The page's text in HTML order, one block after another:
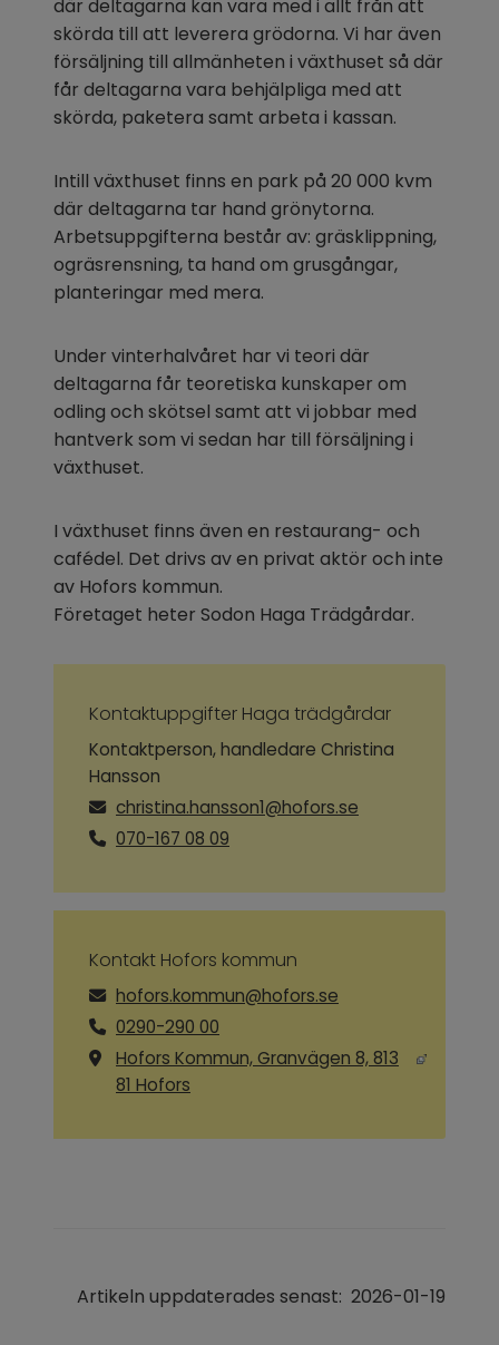
där deltagarna kan vara med i allt från att
skörda till att leverera grödorna. Vi har även
försäljning till allmänheten i växthuset så där
får deltagarna vara behjälpliga med att
skörda, paketera samt arbeta i kassan.
Intill växthuset finns en park på 20 000 kvm
där deltagarna tar hand grönytorna.
Arbetsuppgifterna består av: gräsklippning,
ogräsrensning, ta hand om grusgångar,
planteringar med mera.
Under vinterhalvåret har vi teori där
deltagarna får teoretiska kunskaper om
odling och skötsel samt att vi jobbar med
hantverk som vi sedan har till försäljning i
växthuset.
I växthuset finns även en restaurang- och
cafédel. Det drivs av en privat aktör och inte
av Hofors kommun.
Företaget heter Sodon Haga Trädgårdar.
Kontaktuppgifter Haga trädgårdar
Kontaktperson, handledare Christina
Hansson
christina.hansson1@hofors.se
070-167 08 09
Kontakt Hofors kommun
hofors.kommun@hofors.se
0290-290 00
Hofors Kommun, Granvägen 8, 813
81 Hofors
Artikeln uppdaterades senast: 2026-01-19